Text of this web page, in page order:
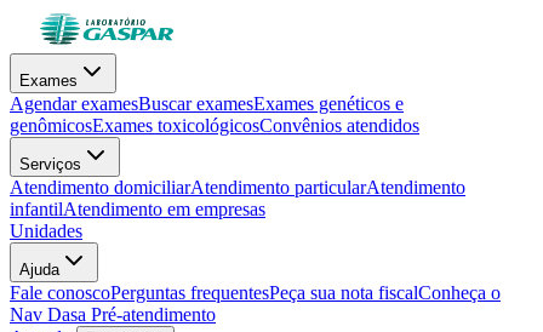
Exames
Agendar examesBuscar examesExames genéticos e
genômicosExames toxicológicosConvênios atendidos
Serviços
Atendimento domiciliarAtendimento particularAtendimento
infantilAtendimento em empresas
Unidades
Ajuda
Fale conoscoPerguntas frequentesPeça sua nota fiscalConheça o
Nav Dasa Pré-atendimento